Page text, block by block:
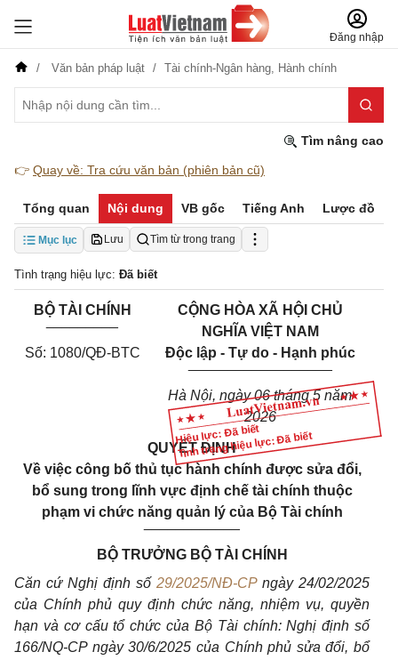
Đăng nhập
Văn bản pháp luật Tài chính-Ngân hàng, Hành chính
Tìm nâng cao
👉 Quay về: Tra cứu văn bản (phiên bản cũ)
Tổng quan Nội dung VB gốc Tiếng Anh Lược đồ
Mục lục Lưu Tìm từ trong trang
Tình trạng hiệu lực: Đã biết
Hiệu lực: Đã biết
Tình trạng hiệu lực: Đã biết
BỘ TÀI CHÍNH
_________
Số: 1080/QĐ-BTC
CỘNG HÒA XÃ HỘI CHỦ
NGHĨA VIỆT NAM
Độc lập - Tự do - Hạnh phúc
__________________
Hà Nội, ngày 06tháng5 năm
2026
QUYẾT ĐỊNH
Về việc công bố thủ tục hành chính được sửa đổi,
bổsung trong lĩnh vực định chế tài chính thuộc
phạm vi chức năng quản lý của Bộ Tài chính
____________
BỘ TRƯỞNG BỘ TÀI CHÍNH
Căn cứ Nghị định số 29/2025/NĐ-CPngày 24/02/2025
của Chính phủ quy định chức năng, nhiệm vụ, quyền
hạn và cơ cấu tổ chức của Bộ Tài chính: Nghị định số
166/NQ-CP ngày 30/6/2025 của Chính phủ sửa đổi, bổ